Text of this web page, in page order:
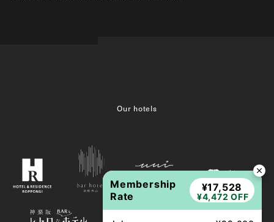
Our hotels
Membership
Rate
¥17,528
¥4,472 OFF